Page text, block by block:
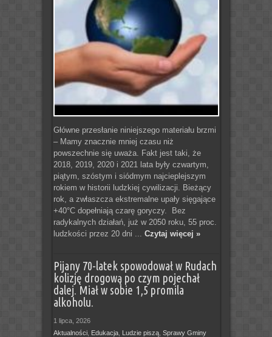
Główne przesłanie niniejszego materiału brzmi
– Mamy znacznie mniej czasu niż
powszechnie się uważa. Fakt jest taki, że
2018, 2019, 2020 i 2021 lata były czwartym,
piątym, szóstym i siódmym najcieplejszym
rokiem w historii ludzkiej cywilizacji. Bieżący
rok, a zwłaszcza ekstremalne upały sięgające
+40°C dopełniają czarę goryczy. Bez
radykalnych działań, już w 2050 roku, 55 proc.
ludzkości przez 20 dni ... Czytaj więcej »
Pijany 70-latek spowodował w Rudach
kolizję drogową po czym pojechał
dalej. Miał w sobie 1,5 promila
alkoholu.
1 lipca, 2026
Aktualności, Edukacja, Ludzie piszą, Sprawy Gminy